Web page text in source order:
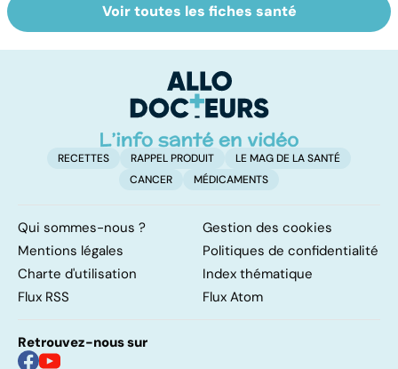
L'eau, source de
vie
Le café : une
mine d'or pour
Voir toutes les fiches santé
RECETTES RAPPEL PRODUIT
LE MAG DE LA SANTÉ
CANCER
MÉDICAMENTS
Qui sommes-nous ?
Gestion des cookies
Mentions légales
Politiques de confidentialité
Charte d'utilisation
Index thématique
Flux RSS
Flux Atom
Retrouvez-nous sur